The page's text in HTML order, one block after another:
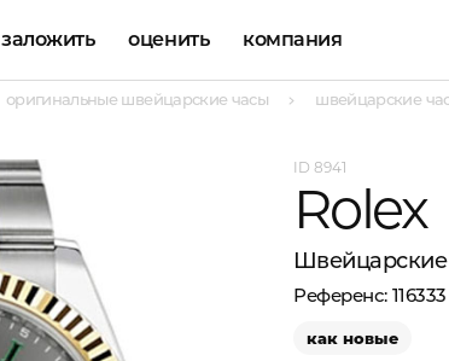
заложить оценить компания
оригинальные швейцарские часы швейцарские
8941
Rolex
Швейцарские
116333
как новые